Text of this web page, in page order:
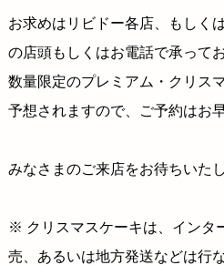
お求めはリビドー各店、もしく
の店頭もしくはお電話で承って
数量限定のプレミアム・クリス
予想されますので、ご予約はお
みなさまのご来店をお待ちいた
※ クリスマスケーキは、インタ
売、あるいは地方発送などは行